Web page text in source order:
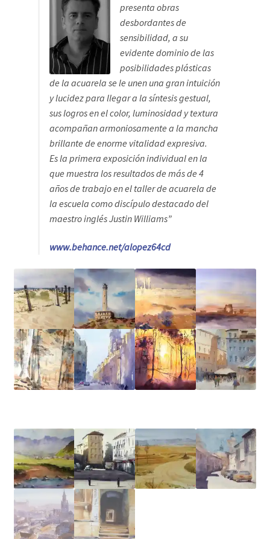
presenta obras
desbordantes de
sensibilidad, a su
evidente dominio de las
posibilidades plásticas
de la acuarela se le unen una gran intuición
y lucidez para llegar a la síntesis gestual,
sus logros en el color, luminosidad y textura
acompañan armoniosamente a la mancha
brillante de enorme vitalidad expresiva.
Es la primera exposición individual en la
que muestra los resultados de más de 4
años de trabajo en el taller de acuarela de
la escuela como discípulo destacado del
maestro inglés Justin Williams”
www.behance.net/alopez64cd